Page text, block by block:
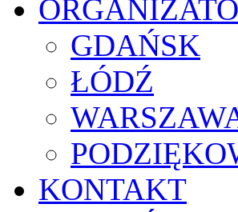
GDAŃSK
ŁÓDŹ
KONTAKT